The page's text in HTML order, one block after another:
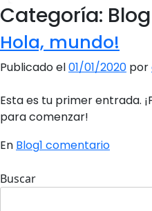
Categoría: Blog
Hola, mundo!
Publicado el01/01/2020 por
Esta es tu primer entrada.
para comenzar!
En Blog1 comentarioen
Buscar